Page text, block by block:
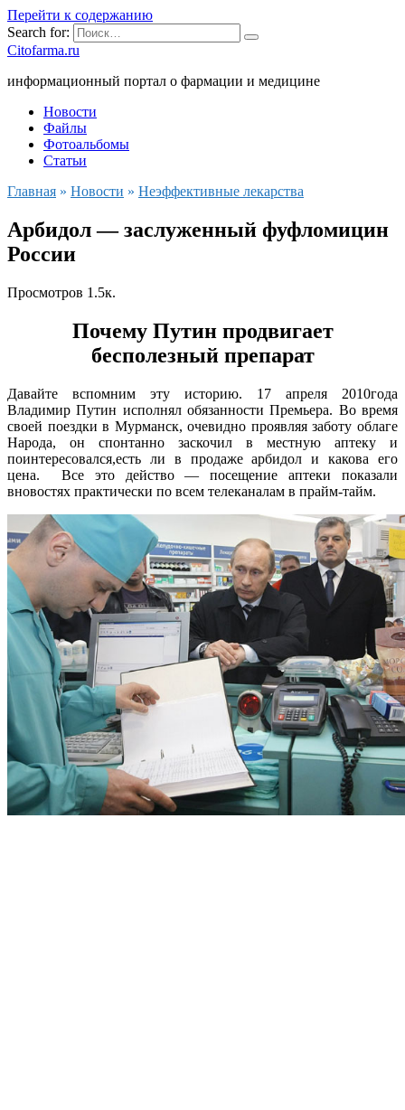
Перейти к содержанию
Search for:
Citofarma.ru
информационный портал о фармации и медицине
Новости
Файлы
Фотоальбомы
Статьи
Главная » Новости » Неэффективные лекарства
Арбидол — заслуженный фуфломицин
России
Просмотров 1.5к.
Почему Путин продвигает
бесполезный препарат
Давайте вспомним эту историю. 17 апреля 2010года
Владимир Путин исполнял обязанности Премьера. Во время
своей поездки в Мурманск, очевидно проявляя заботу облаге
Народа, он спонтанно заскочил в местную аптеку и
поинтересовался,есть ли в продаже арбидол и какова его
цена. Все это действо — посещение аптеки показали
вновостях практически по всем телеканалам в прайм-тайм.